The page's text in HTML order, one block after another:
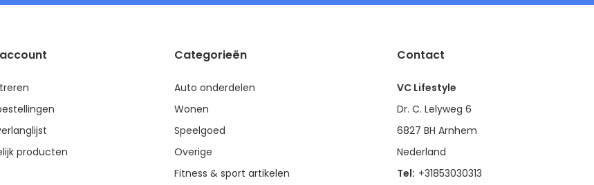
producten
Categorieën
Auto onderdelen
Wonen
Speelgoed
Overige
Fitness & sport artikelen
Contact
VC Lifestyle
Dr. C. Lelyweg 6
6827 BH Arnhem
Nederland
Tel: +31853030313